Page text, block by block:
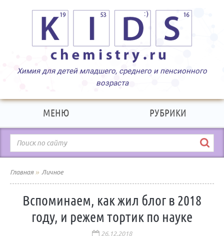
МЕНЮ РУБРИКИ
Главная» Личное
Вспоминаем, как жил блог в 2018
году, и режем тортик по науке
26.12.2018